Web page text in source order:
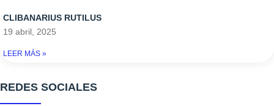
CLIBANARIUS RUTILUS
19 abril, 2025
LEER MÁS »
REDES SOCIALES